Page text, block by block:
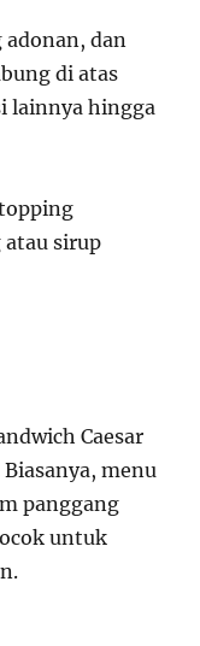
adonan, dan
di atas
lainnya hingga
sirup
Caesar
menu
panggang
untuk